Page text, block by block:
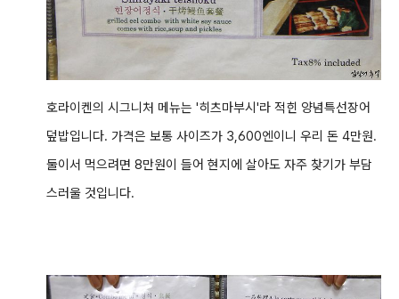
호라이켄의 시그니처 메뉴는 '히츠마부시'라 적힌 양념특선장어
덮밥입니다. 가격은 보통 사이즈가 3,600엔이니 우리 돈 4만원.
둘이서 먹으려면 8만원이 들어 현지에 살아도 자주 찾기가 부담
스러울 것입니다.